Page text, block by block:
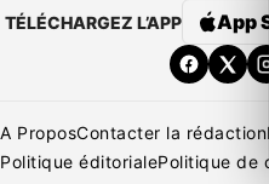
TÉLÉCHARGEZ L’APP App
A ProposContacter la rédaction
Politique éditorialePolitique de